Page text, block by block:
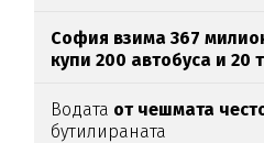
София взима 367
купи 200 автобуса и 20
Водата от чешмата
бутилираната